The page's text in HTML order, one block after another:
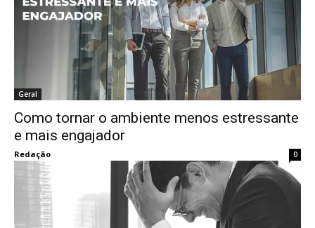
Geral
Como tornar o ambiente menos estressante
e mais engajador
Redação 0